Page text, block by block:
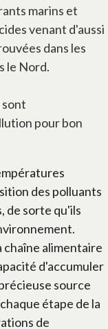
marins et
venant d'aussi
dans les
le Nord.
sont
pour bon
des polluants
de sorte qu'ils
chaîne alimentaire
d'accumuler
source
étape de la
de